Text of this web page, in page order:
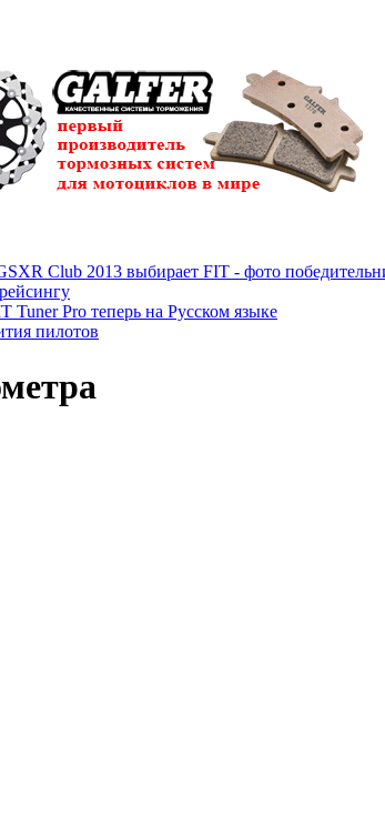
Club 2013 выбирает FIT - фото
Tuner Pro теперь на Русском языке
пилотов